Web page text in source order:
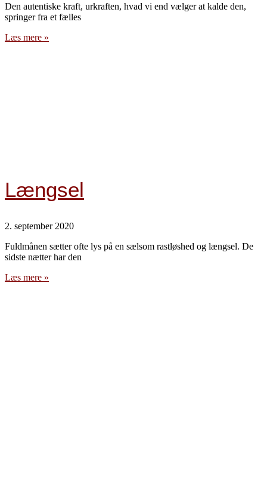
Den autentiske kraft, urkraften, hvad vi end vælger at kalde den,
springer fra et fælles
Læs mere »
Længsel
2. september 2020
Fuldmånen sætter ofte lys på en sælsom rastløshed og længsel. De
sidste nætter har den
Læs mere »